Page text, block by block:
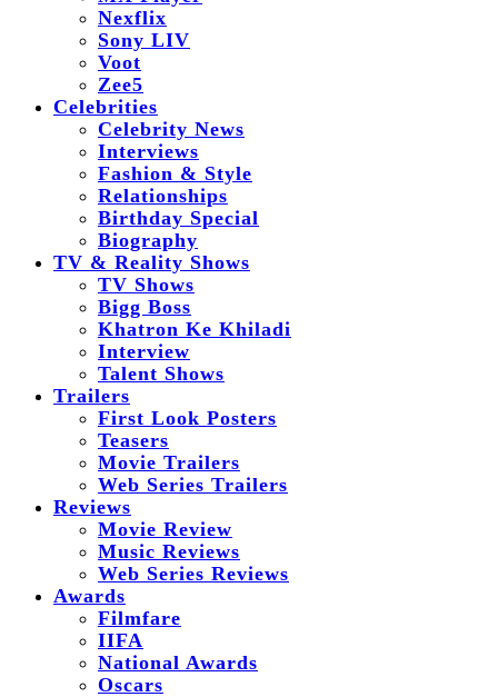
Nexflix
Sony LIV
Voot
Zee5
Celebrities
Celebrity News
Interviews
Fashion & Style
Relationships
Birthday Special
Biography
TV & Reality Shows
TV Shows
Bigg Boss
Khatron Ke Khiladi
Interview
Talent Shows
Trailers
First Look Posters
Teasers
Movie Trailers
Web Series Trailers
Reviews
Movie Review
Music Reviews
Web Series Reviews
Awards
Filmfare
IIFA
National Awards
Oscars